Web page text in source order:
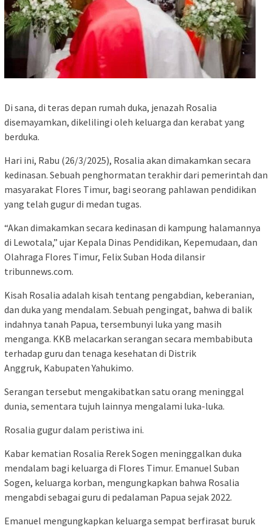
Di sana, di teras depan rumah duka, jenazah Rosalia
disemayamkan, dikelilingi oleh keluarga dan kerabat yang
berduka.
Hari ini, Rabu (26/3/2025), Rosalia akan dimakamkan secara
kedinasan. Sebuah penghormatan terakhir dari pemerintah dan
masyarakat Flores Timur, bagi seorang pahlawan pendidikan
yang telah gugur di medan tugas.
“Akan dimakamkan secara kedinasan di kampung halamannya
di Lewotala,” ujar Kepala Dinas Pendidikan, Kepemudaan, dan
Olahraga Flores Timur, Felix Suban Hoda dilansir
tribunnews.com.
Kisah Rosalia adalah kisah tentang pengabdian, keberanian,
dan duka yang mendalam. Sebuah pengingat, bahwa di balik
indahnya tanah Papua, tersembunyi luka yang masih
menganga. KKB melacarkan serangan secara membabibuta
terhadap guru dan tenaga kesehatan di Distrik
Anggruk, Kabupaten Yahukimo.
Serangan tersebut mengakibatkan satu orang meninggal
dunia, sementara tujuh lainnya mengalami luka-luka.
Rosalia gugur dalam peristiwa ini.
Kabar kematian Rosalia Rerek Sogen meninggalkan duka
mendalam bagi keluarga di Flores Timur. Emanuel Suban
Sogen, keluarga korban, mengungkapkan bahwa Rosalia
mengabdi sebagai guru di pedalaman Papua sejak 2022.
Emanuel mengungkapkan keluarga sempat berfirasat buruk